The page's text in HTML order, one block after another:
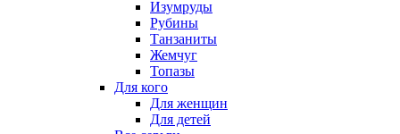
Изумруды
Рубины
Танзаниты
Жемчуг
Топазы
Для кого
Для женщин
Для детей